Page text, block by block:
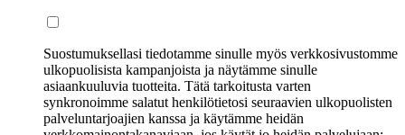
Suostumuksellasi tiedotamme sinulle myös verkkosivustomme
ulkopuolisista kampanjoista ja näytämme sinulle
asiaankuuluvia tuotteita. Tätä tarkoitusta varten
synkronoimme salatut henkilötietosi seuraavien ulkopuolisten
palveluntarjoajien kanssa ja käytämme heidän